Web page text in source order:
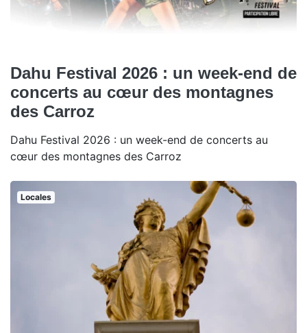
Dahu Festival 2026 : un week-end de
concerts au cœur des montagnes
des Carroz
Dahu Festival 2026 : un week-end de concerts au
cœur des montagnes des Carroz
Locales